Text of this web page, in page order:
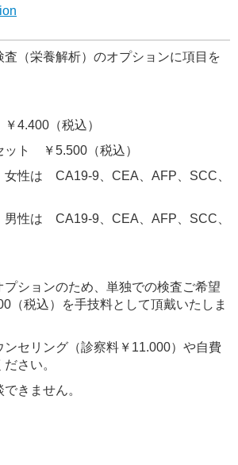
査（栄養解析）のオプションに項目を
4.400（税込）
ット ￥5.500（税込）
は CA19-9、CEA、AFP、SCC、
9、CEA、AFP、SCC、
ションのため、単独での検査ご希望
（税込）を手技料として頂戴いたしま
ンセリング（診察料￥11.000）や自費
さい。
きません。